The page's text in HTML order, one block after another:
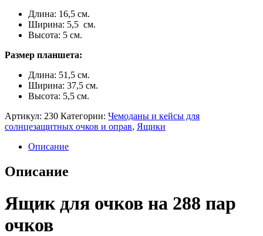
Длина: 16,5 см.
Ширина: 5,5 см.
Высота: 5 см.
Размер планшета:
Длина: 51,5 см.
Ширина: 37,5 см.
Высота: 5,5 см.
Артикул: 230 Категории: Чемоданы и кейсы для
солнцезащитных очков и оправ, Ящики
Описание
Описание
Ящик для очков на 288 пар
очков